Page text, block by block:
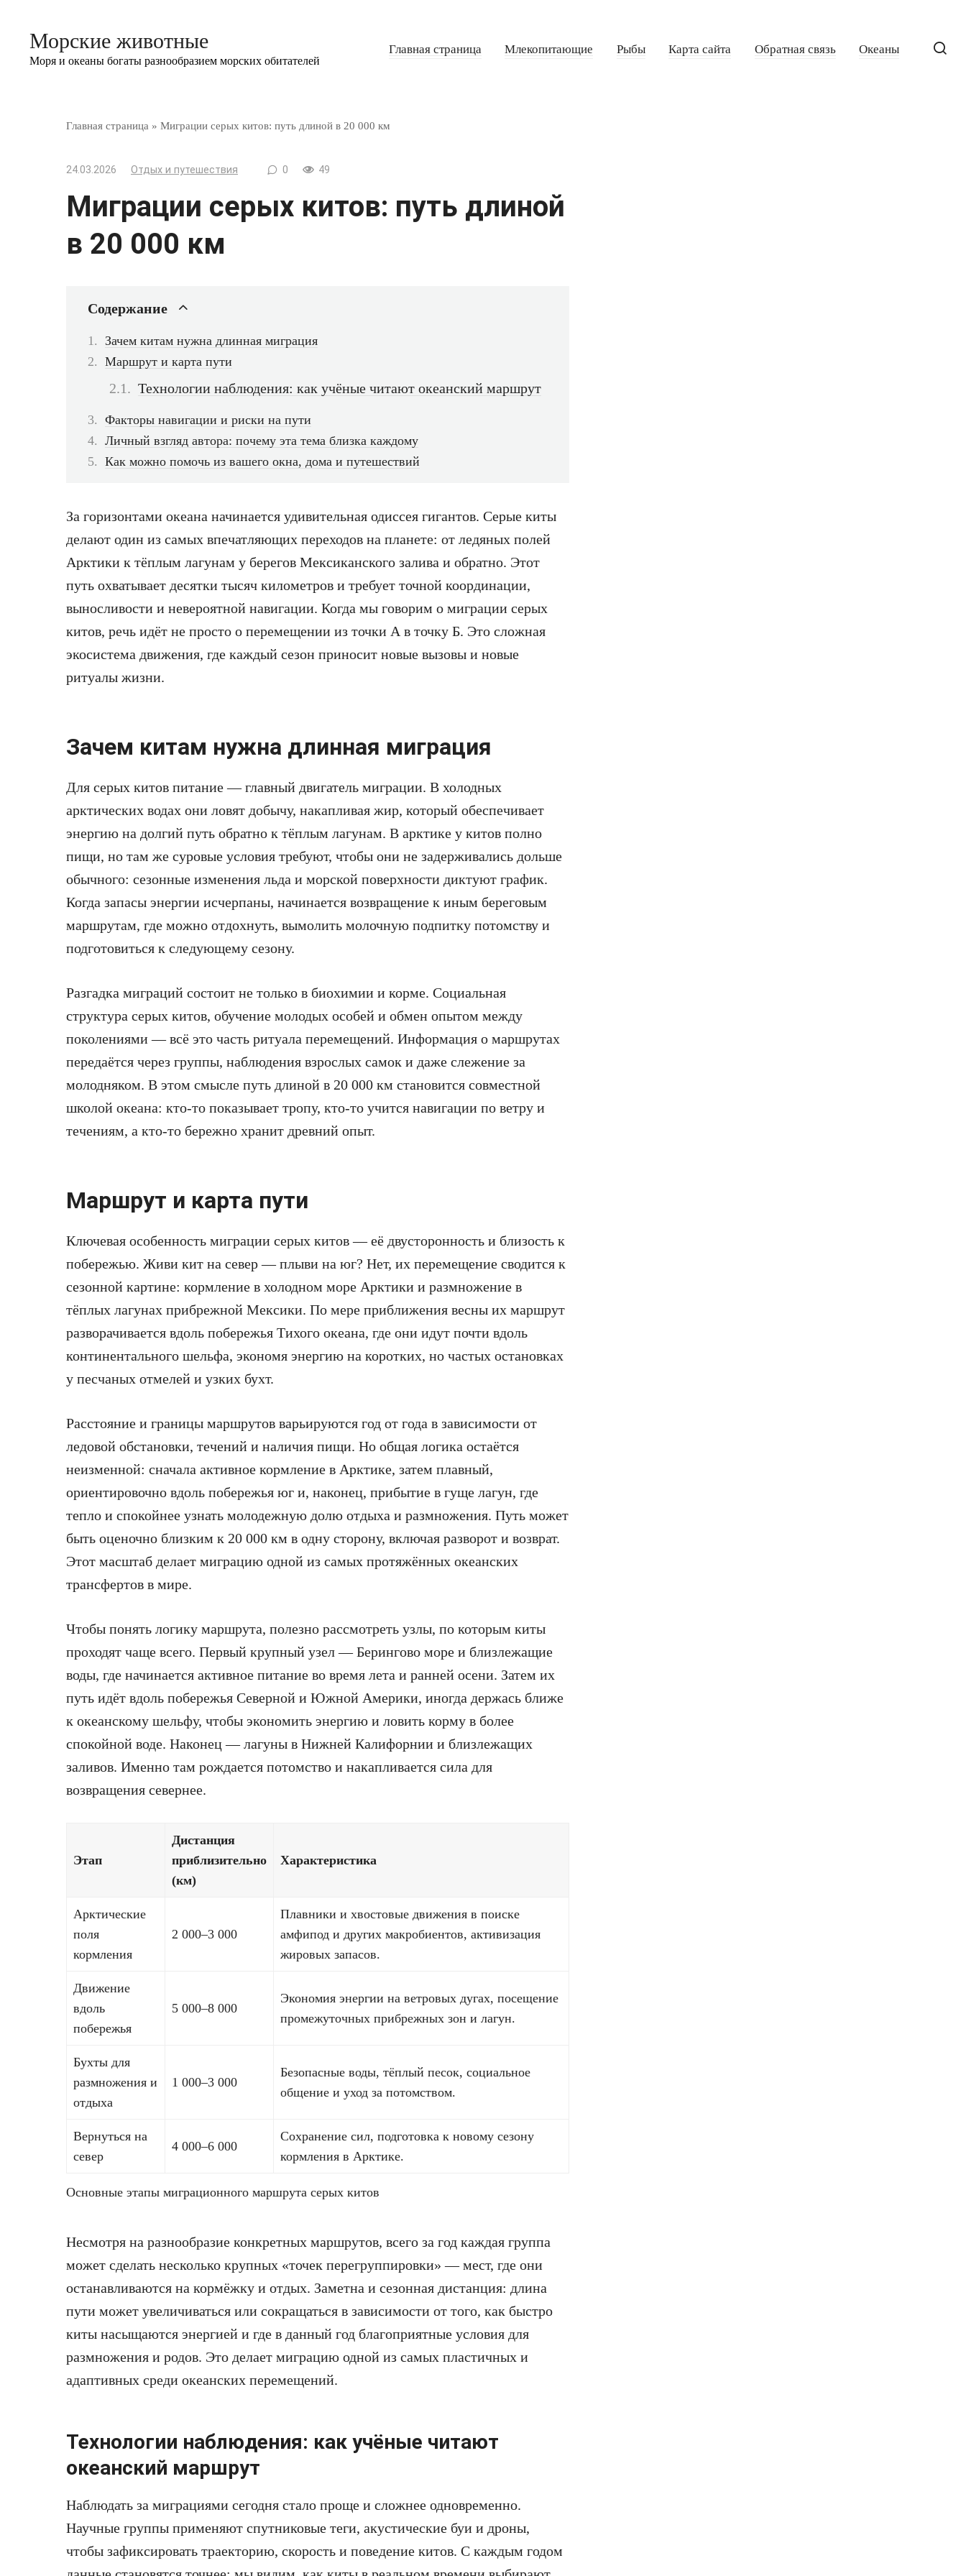
контентуМорские животные
Моря и океаны богаты разнообразием морских обитателей
Главная страница Млекопитающие Рыбы Карта сайта Обратная связь Океаны
Главная страница » Миграции серых китов: путь длиной в 20 000 км
24.03.2026 Отдых и путешествия 0 49
Миграции серых китов: путь длиной
в 20 000 км
Содержание
Зачем китам нужна длинная миграция
Маршрут и карта пути
Технологии наблюдения: как учёные читают океанский маршрут
Факторы навигации и риски на пути
Личный взгляд автора: почему эта тема близка каждому
Как можно помочь из вашего окна, дома и путешествий
За горизонтами океана начинается удивительная одиссея гигантов. Серые киты
делают один из самых впечатляющих переходов на планете: от ледяных полей
Арктики к тёплым лагунам у берегов Мексиканского залива и обратно. Этот
путь охватывает десятки тысяч километров и требует точной координации,
выносливости и невероятной навигации. Когда мы говорим о миграции серых
китов, речь идёт не просто о перемещении из точки А в точку Б. Это сложная
экосистема движения, где каждый сезон приносит новые вызовы и новые
ритуалы жизни.
Зачем китам нужна длинная миграция
Для серых китов питание — главный двигатель миграции. В холодных
арктических водах они ловят добычу, накапливая жир, который обеспечивает
энергию на долгий путь обратно к тёплым лагунам. В арктике у китов полно
пищи, но там же суровые условия требуют, чтобы они не задерживались дольше
обычного: сезонные изменения льда и морской поверхности диктуют график.
Когда запасы энергии исчерпаны, начинается возвращение к иным береговым
маршрутам, где можно отдохнуть, вымолить молочную подпитку потомству и
подготовиться к следующему сезону.
Разгадка миграций состоит не только в биохимии и корме. Социальная
структура серых китов, обучение молодых особей и обмен опытом между
поколениями — всё это часть ритуала перемещений. Информация о маршрутах
передаётся через группы, наблюдения взрослых самок и даже слежение за
молодняком. В этом смысле путь длиной в 20 000 км становится совместной
школой океана: кто-то показывает тропу, кто-то учится навигации по ветру и
течениям, а кто-то бережно хранит древний опыт.
Маршрут и карта пути
Ключевая особенность миграции серых китов — её двусторонность и близость к
побережью. Живи кит на север — плыви на юг? Нет, их перемещение сводится к
сезонной картине: кормление в холодном море Арктики и размножение в
тёплых лагунах прибрежной Мексики. По мере приближения весны их маршрут
разворачивается вдоль побережья Тихого океана, где они идут почти вдоль
континентального шельфа, экономя энергию на коротких, но частых остановках
у песчаных отмелей и узких бухт.
Расстояние и границы маршрутов варьируются год от года в зависимости от
ледовой обстановки, течений и наличия пищи. Но общая логика остаётся
неизменной: сначала активное кормление в Арктике, затем плавный,
ориентировочно вдоль побережья юг и, наконец, прибытие в гуще лагун, где
тепло и спокойнее узнать молодежную долю отдыха и размножения. Путь может
быть оценочно близким к 20 000 км в одну сторону, включая разворот и возврат.
Этот масштаб делает миграцию одной из самых протяжённых океанских
трансфертов в мире.
Чтобы понять логику маршрута, полезно рассмотреть узлы, по которым киты
проходят чаще всего. Первый крупный узел — Берингово море и близлежащие
воды, где начинается активное питание во время лета и ранней осени. Затем их
путь идёт вдоль побережья Северной и Южной Америки, иногда держась ближе
к океанскому шельфу, чтобы экономить энергию и ловить корму в более
спокойной воде. Наконец — лагуны в Нижней Калифорнии и близлежащих
заливов. Именно там рождается потомство и накапливается сила для
возвращения севернее.
Основные этапы миграционного маршрута серых китов
Этап
Дистанция
приблизительно
(км)
Характеристика
Арктические
поля
кормления
2 000–3 000
Плавники и хвостовые движения в поиске
амфипод и других макробиентов, активизация
жировых запасов.
Движение
вдоль
побережья
5 000–8 000
Экономия энергии на ветровых дугах, посещение
промежуточных прибрежных зон и лагун.
Бухты для
размножения и
отдыха
1 000–3 000
Безопасные воды, тёплый песок, социальное
общение и уход за потомством.
Вернуться на
север
4 000–6 000
Сохранение сил, подготовка к новому сезону
кормления в Арктике.
Несмотря на разнообразие конкретных маршрутов, всего за год каждая группа
может сделать несколько крупных «точек перегруппировки» — мест, где они
останавливаются на кормёжку и отдых. Заметна и сезонная дистанция: длина
пути может увеличиваться или сокращаться в зависимости от того, как быстро
киты насыщаются энергией и где в данный год благоприятные условия для
размножения и родов. Это делает миграцию одной из самых пластичных и
адаптивных среди океанских перемещений.
Технологии наблюдения: как учёные читают
океанский маршрут
Наблюдать за миграциями сегодня стало проще и сложнее одновременно.
Научные группы применяют спутниковые теги, акустические буи и дроны,
чтобы зафиксировать траекторию, скорость и поведение китов. С каждым годом